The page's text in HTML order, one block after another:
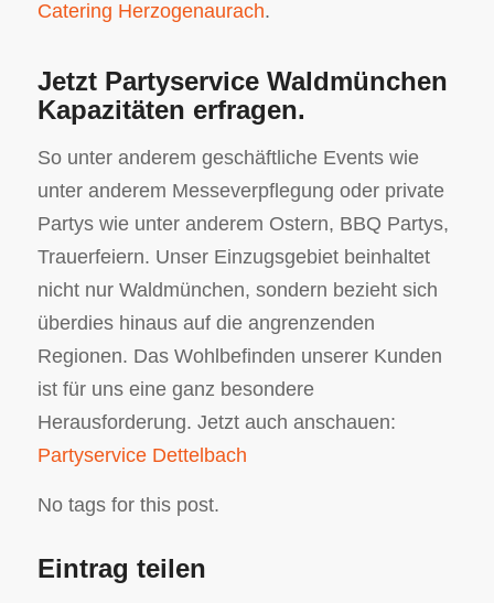
Catering Herzogenaurach.
Jetzt Partyservice Waldmünchen
Kapazitäten erfragen.
So unter anderem geschäftliche Events wie
unter anderem Messeverpflegung oder private
Partys wie unter anderem Ostern, BBQ Partys,
Trauerfeiern. Unser Einzugsgebiet beinhaltet
nicht nur Waldmünchen, sondern bezieht sich
überdies hinaus auf die angrenzenden
Regionen. Das Wohlbefinden unserer Kunden
ist für uns eine ganz besondere
Herausforderung. Jetzt auch anschauen:
Partyservice Dettelbach
No tags for this post.
Eintrag teilen